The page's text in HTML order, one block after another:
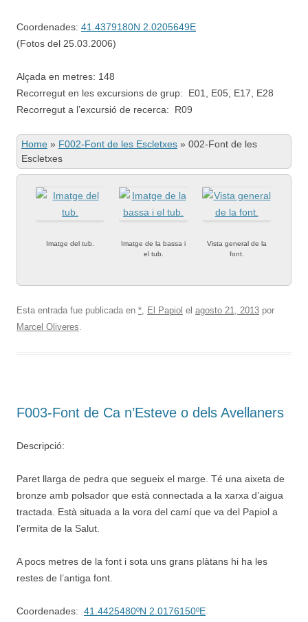
Coordenades: 41.4379180N 2.0205649E
(Fotos del 25.03.2006)
Alçada en metres: 148
Recorregut en les excursions de grup: E01, E05, E17, E28
Recorregut a l’excursió de recerca: R09
Home » F002-Font de les Escletxes » 002-Font de les
Escletxes
Imatge del tub.
Imatge de la bassa i
el tub.
Vista general de la
font.
Esta entrada fue publicada en *, El Papiol el agosto 21, 2013 por
Marcel Oliveres.
F003-Font de Ca n’Esteve o dels Avellaners
Descripció:
Paret llarga de pedra que segueix el marge. Té una aixeta de
bronze amb polsador que està connectada a la xarxa d’aigua
tractada. Està situada a la vora del camí que va del Papiol a
l’ermita de la Salut.
A pocs metres de la font i sota uns grans plàtans hi ha les
restes de l’antiga font.
Coordenades: 41.4425480ºN 2.0176150ºE